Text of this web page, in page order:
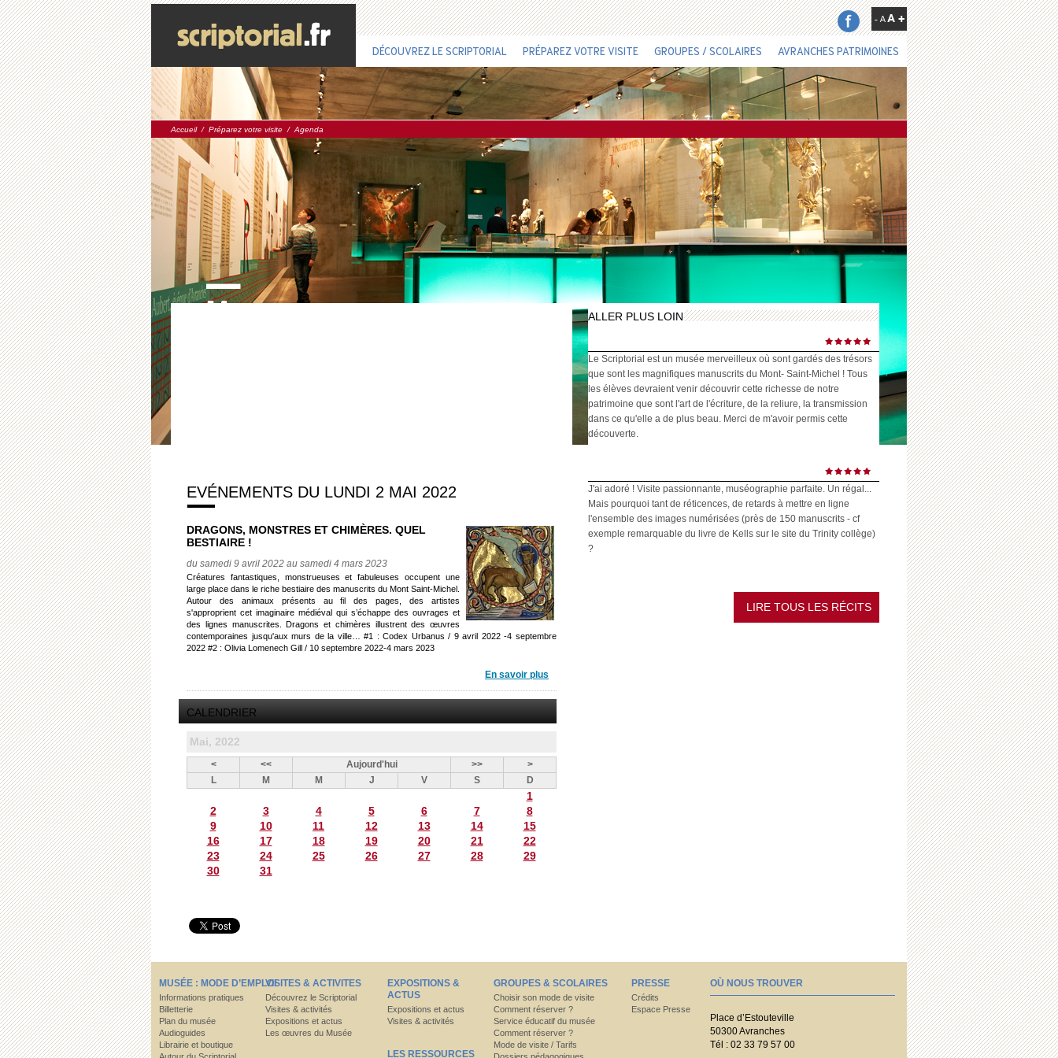
DÉCOUVREZ LE SCRIPTORIAL PRÉPAREZ VOTRE VISITE GROUPES / SCOLAIRES AVRANCHES PATRIMOINES
Accueil/ Préparez votre visite / Agenda
EVÉNEMENTS DU LUNDI 2 MAI 2022
DRAGONS, MONSTRES ET CHIMÈRES. QUEL
BESTIAIRE !
du samedi 9 avril 2022 au samedi 4 mars 2023
Créatures fantastiques, monstrueuses et fabuleuses occupent une
large place dans le riche bestiaire des manuscrits du Mont Saint-Michel.
Autour des animaux présents au fil des pages, des artistes
s'approprient cet imaginaire médiéval qui s’échappe des ouvrages et
des lignes manuscrites. Dragons et chimères illustrent des œuvres
contemporaines jusqu'aux murs de la ville… #1 : Codex Urbanus / 9 avril 2022 -4 septembre
2022 #2 : Olivia Lomenech Gill / 10 septembre 2022-4 mars 2023
En savoir plus
CALENDRIER
Mai, 2022
< << Aujourd'hui >>
>
L
M M J V S D
1
2
3 4 5 6 7
8
9
10 11 12 13 14
15
16
17 18 19 20 21
22
23
24 25 26 27 28
29
30
31
ALLER PLUS LOIN
Le Scriptorial est un musée merveilleux où sont gardés des trésors
que sont les magnifiques manuscrits du Mont- Saint-Michel ! Tous
les élèves devraient venir découvrir cette richesse de notre
patrimoine que sont l'art de l'écriture, de la reliure, la transmission
dans ce qu'elle a de plus beau. Merci de m'avoir permis cette
découverte.
J'ai adoré ! Visite passionnante, muséographie parfaite. Un régal...
Mais pourquoi tant de réticences, de retards à mettre en ligne
l'ensemble des images numérisées (près de 150 manuscrits - cf
exemple remarquable du livre de Kells sur le site du Trinity collège)
?
LIRE TOUS LES RÉCITS
MUSÉE : MODE D’EMPLOI
Informations pratiques
Billetterie
Plan du musée
Audioguides
Librairie et boutique
VISITES & ACTIVITES
Découvrez le Scriptorial
Visites & activités
Expositions et actus
Les œuvres du Musée
EXPOSITIONS &
ACTUS
Expositions et actus
Visites & activités
LES RESSOURCES
GROUPES & SCOLAIRES
Choisir son mode de visite
Comment réserver ?
Service éducatif du musée
Comment réserver ?
Mode de visite / Tarifs
PRESSE
Crédits
Espace Presse
OÙ NOUS TROUVER
Place d’Estouteville
50300 Avranches
Tél : 02 33 79 57 00